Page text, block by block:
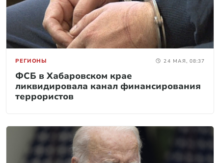
РЕГИОНЫ 24 МАЯ, 08:37
ФСБ в Хабаровском крае
ликвидировала канал финансирования
террористов